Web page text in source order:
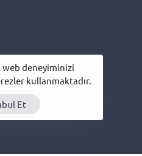
web deneyiminizi
kullanmaktadır.
Et